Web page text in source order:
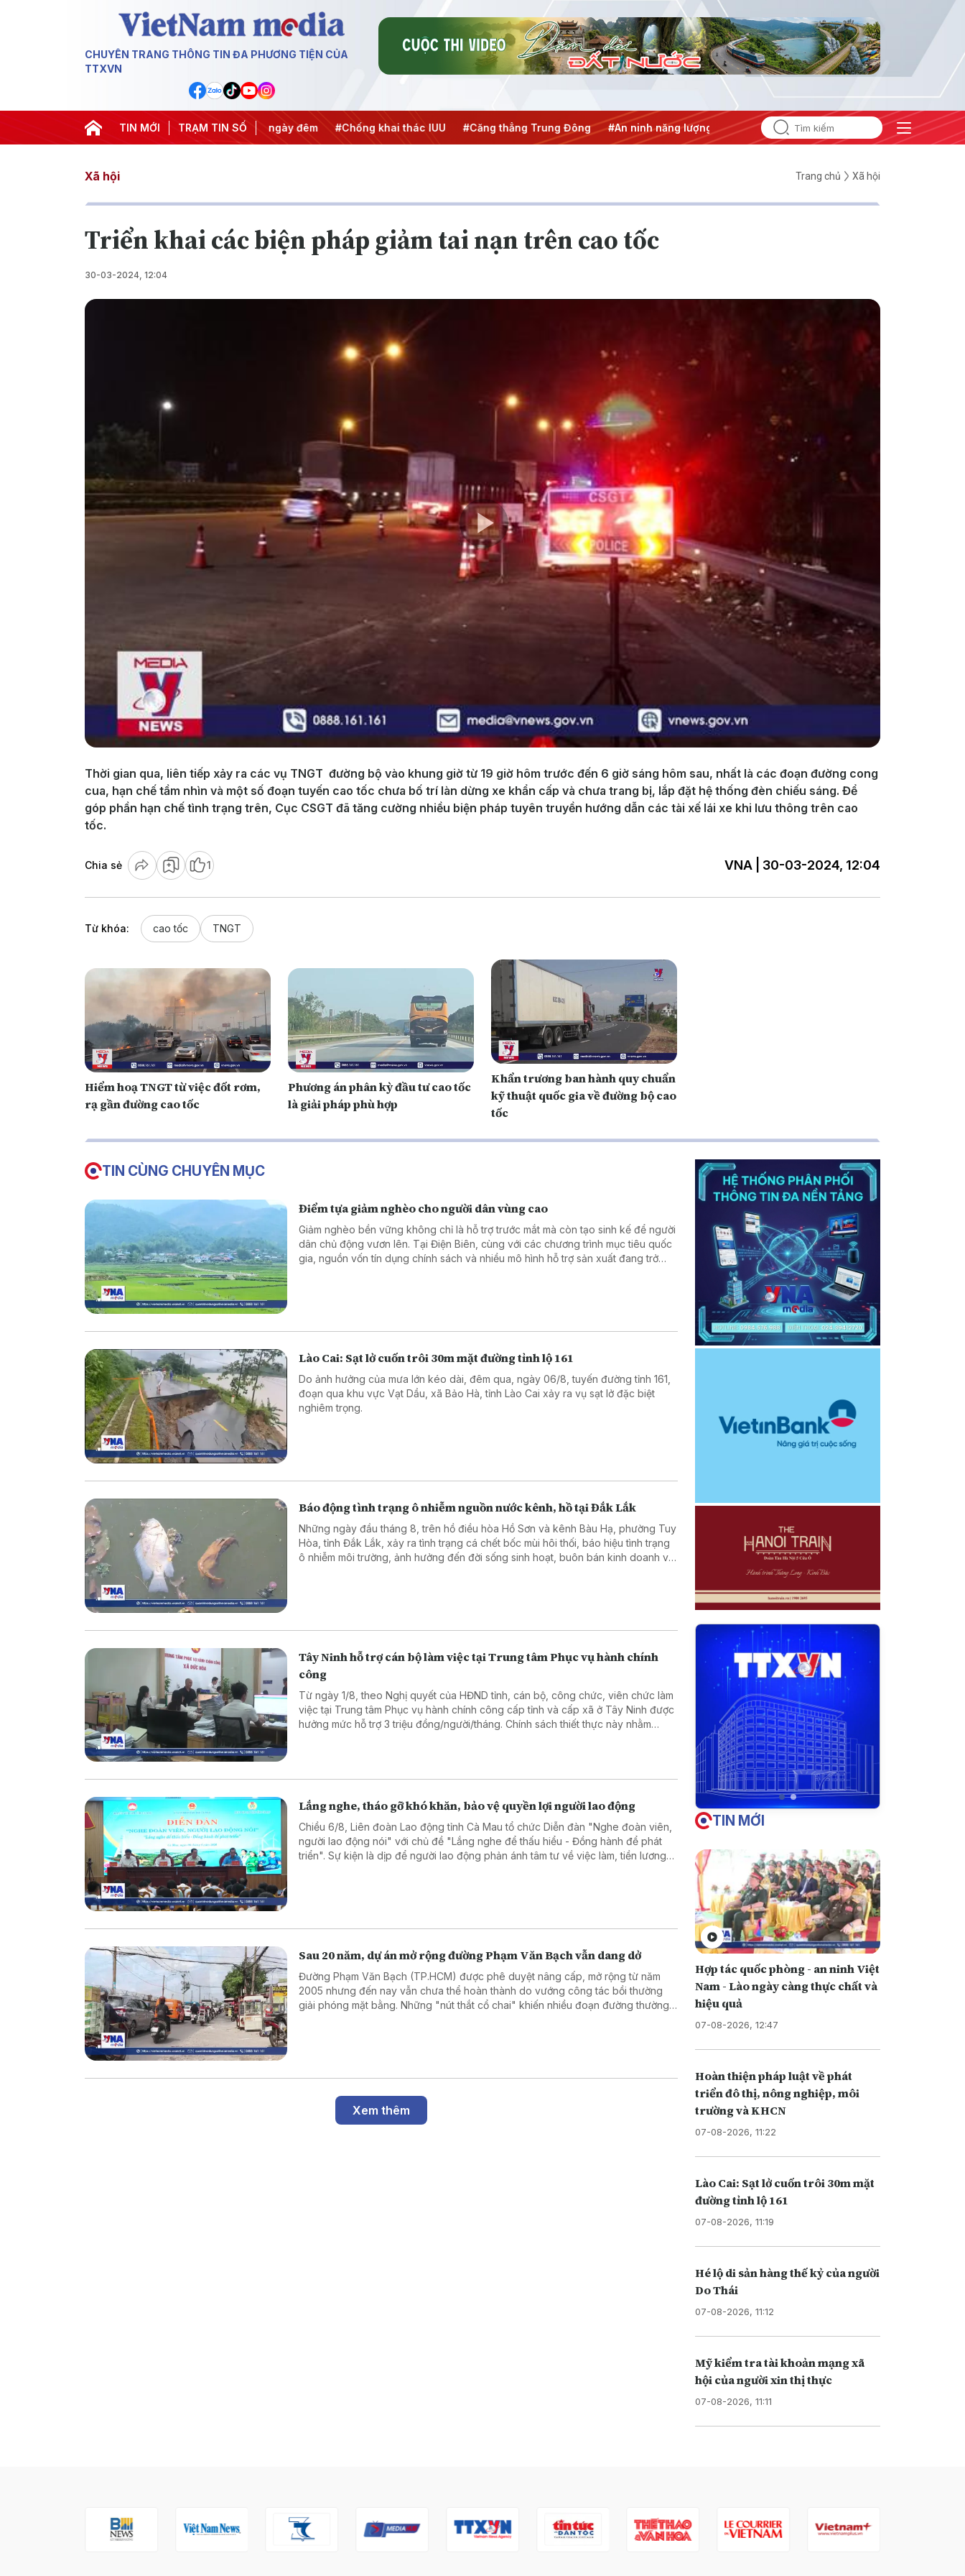
CHUYÊN TRANG THÔNG TIN ĐA PHƯƠNG TIỆN CỦA
TTXVN
TIN MỚI TRẠM TIN SỐ
thành hành động #Chiến dịch 500 ngày đêm #Chống khai thác IUU #Căng thẳng Trung Đông #An ninh năng lượng #Bảo vệ nền tảng tư tưởng của Đảng
Xã hội Trang chủ Xã hội
Triển khai các biện pháp giảm tai nạn trên cao tốc
30-03-2024, 12:04
Play
Video
Thời gian qua, liên tiếp xảy ra các vụ TNGT đường bộ vào khung giờ từ 19 giờ hôm trước đến 6 giờ sáng hôm sau, nhất là các đoạn đường cong
cua, hạn chế tầm nhìn và một số đoạn tuyến cao tốc chưa bố trí làn dừng xe khẩn cấp và chưa trang bị, lắp đặt hệ thống đèn chiếu sáng. Để
góp phần hạn chế tình trạng trên, Cục CSGT đã tăng cường nhiều biện pháp tuyên truyền hướng dẫn các tài xế lái xe khi lưu thông trên cao
tốc.
Chia sẻ 1 VNA | 30-03-2024, 12:04
Từ khóa: cao tốc TNGT
Hiểm hoạ TNGT từ việc đốt rơm,
rạ gần đường cao tốc
Phương án phân kỳ đầu tư cao tốc
là giải pháp phù hợp
Khẩn trương ban hành quy chuẩn
kỹ thuật quốc gia về đường bộ cao
tốc
TIN CÙNG CHUYÊN MỤC
Điểm tựa giảm nghèo cho người dân vùng cao
Giảm nghèo bền vững không chỉ là hỗ trợ trước mắt mà còn tạo sinh kế để người
dân chủ động vươn lên. Tại Điện Biên, cùng với các chương trình mục tiêu quốc
gia, nguồn vốn tín dụng chính sách và nhiều mô hình hỗ trợ sản xuất đang trở
Lào Cai: Sạt lở cuốn trôi 30m mặt đường tỉnh lộ 161
Do ảnh hưởng của mưa lớn kéo dài, đêm qua, ngày 06/8, tuyến đường tỉnh 161,
đoạn qua khu vực Vạt Dầu, xã Bảo Hà, tỉnh Lào Cai xảy ra vụ sạt lở đặc biệt
nghiêm trọng.
Báo động tình trạng ô nhiễm nguồn nước kênh, hồ tại Đắk Lắk
Những ngày đầu tháng 8, trên hồ điều hòa Hồ Sơn và kênh Bàu Hạ, phường Tuy
Hòa, tỉnh Đắk Lắk, xảy ra tình trạng cá chết bốc mùi hôi thối, báo hiệu tình trạng
ô nhiễm môi trường, ảnh hưởng đến đời sống sinh hoạt, buôn bán kinh doanh và
Tây Ninh hỗ trợ cán bộ làm việc tại Trung tâm Phục vụ hành chính
công
Từ ngày 1/8, theo Nghị quyết của HĐND tỉnh, cán bộ, công chức, viên chức làm
việc tại Trung tâm Phục vụ hành chính công cấp tỉnh và cấp xã ở Tây Ninh được
hưởng mức hỗ trợ 3 triệu đồng/người/tháng. Chính sách thiết thực này nhằm
Lắng nghe, tháo gỡ khó khăn, bảo vệ quyền lợi người lao động
Chiều 6/8, Liên đoàn Lao động tỉnh Cà Mau tổ chức Diễn đàn "Nghe đoàn viên,
người lao động nói" với chủ đề "Lắng nghe để thấu hiểu - Đồng hành để phát
triển". Sự kiện là dịp để người lao động phản ánh tâm tư về việc làm, tiền lương
Sau 20 năm, dự án mở rộng đường Phạm Văn Bạch vẫn dang dở
Đường Phạm Văn Bạch (TP.HCM) được phê duyệt nâng cấp, mở rộng từ năm
2005 nhưng đến nay vẫn chưa thể hoàn thành do vướng công tác bồi thường
giải phóng mặt bằng. Những "nút thắt cổ chai" khiến nhiều đoạn đường thường
Xem thêm
TIN MỚI
Hợp tác quốc phòng - an ninh Việt
Nam - Lào ngày càng thực chất và
hiệu quả
07-08-2026, 12:47
Hoàn thiện pháp luật về phát
triển đô thị, nông nghiệp, môi
trường và KHCN
07-08-2026, 11:22
Lào Cai: Sạt lở cuốn trôi 30m mặt
đường tỉnh lộ 161
07-08-2026, 11:19
Hé lộ di sản hàng thế kỷ của người
Do Thái
07-08-2026, 11:12
Mỹ kiểm tra tài khoản mạng xã
hội của người xin thị thực
07-08-2026, 11:11